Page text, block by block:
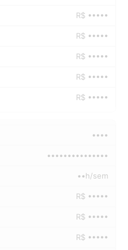
R$ •••••
R$ •••••
R$ •••••
R$ •••••
R$ •••••
••••
•••••••••••••••
••h/sem
R$ •••••
R$ •••••
R$ •••••